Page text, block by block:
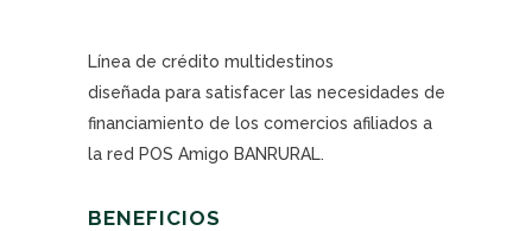
Línea de crédito multidestinos
diseñada para satisfacer las necesidades de
financiamiento de los comercios afiliados a
la red POS Amigo BANRURAL.
BENEFICIOS